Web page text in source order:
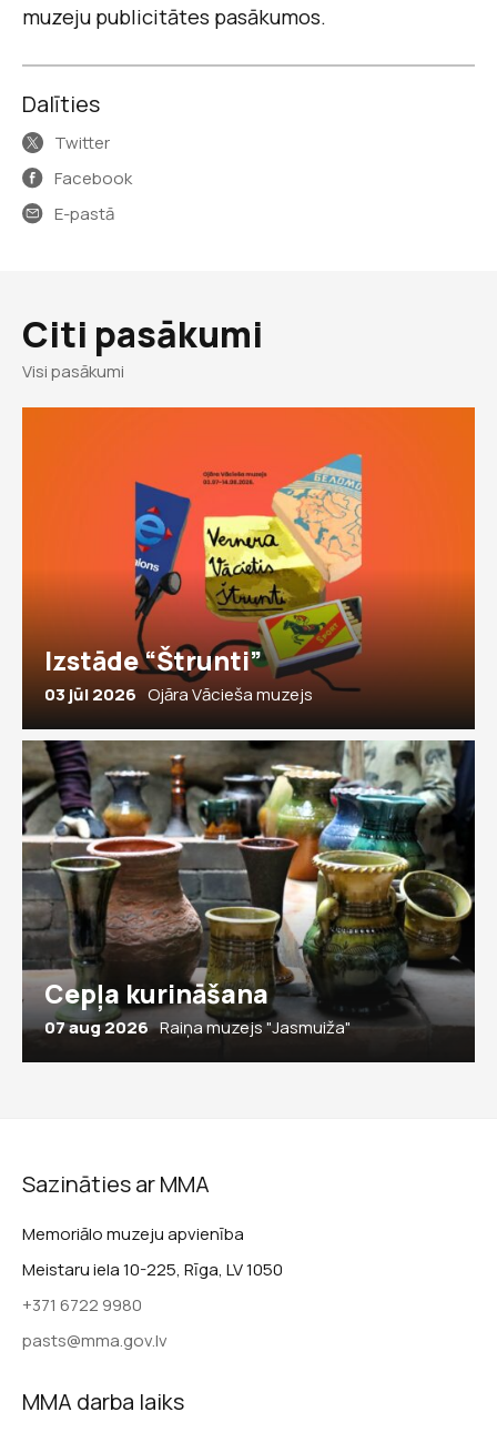
muzeju publicitātes pasākumos.
Dalīties
Twitter
Facebook
E-pastā
Citi pasākumi
Visi pasākumi
Izstāde “Štrunti”
03 jūl 2026 Ojāra Vācieša muzejs
Cepļa kurināšana
07 aug 2026 Raiņa muzejs "Jasmuiža"
Sazināties ar MMA
Memoriālo muzeju apvienība
Meistaru iela 10-225, Rīga, LV 1050
+371 6722 9980
pasts@mma.gov.lv
MMA darba laiks